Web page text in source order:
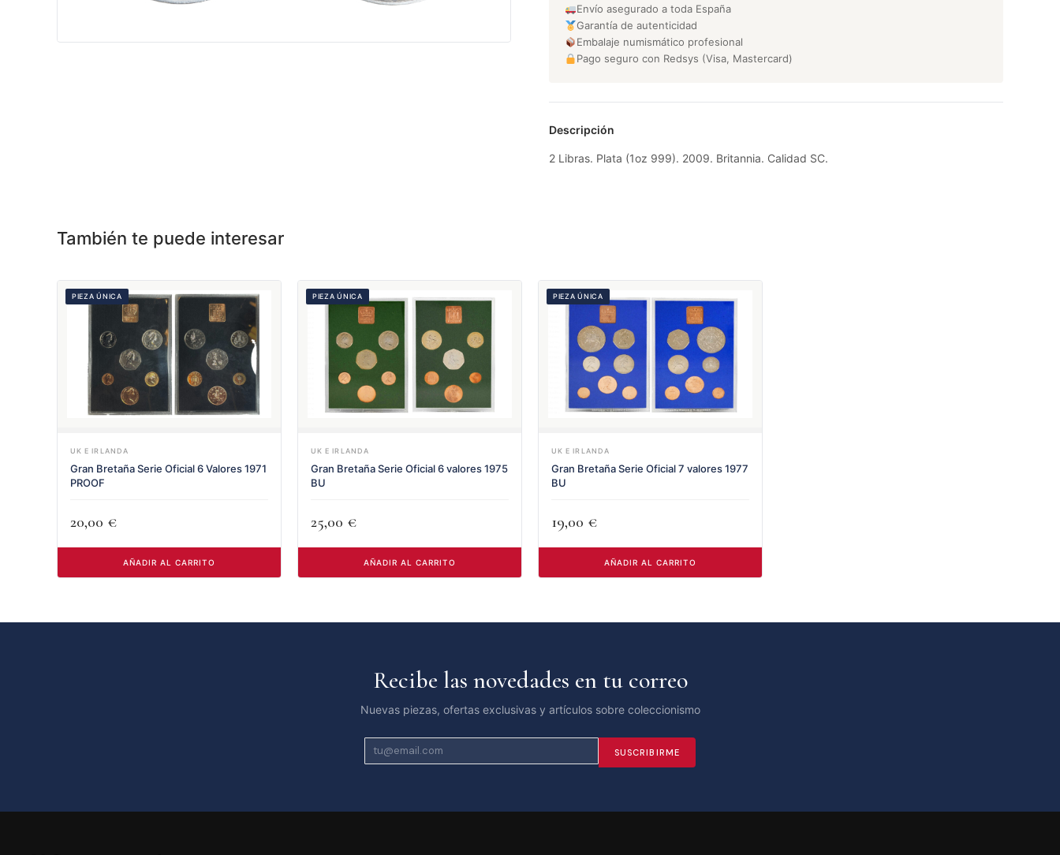
Envío asegurado a toda España
Garantía de autenticidad
Embalaje numismático profesional
Pago seguro con Redsys (Visa, Mastercard)
Descripción
2 Libras. Plata (1oz 999). 2009. Britannia. Calidad SC.
También te puede interesar
PIEZA ÚNICA
UK E IRLANDA
Gran Bretaña Serie Oficial 6 Valores 1971
PROOF
20,00 €
AÑADIR AL CARRITO
PIEZA ÚNICA
UK E IRLANDA
Gran Bretaña Serie Oficial 6 valores 1975
BU
25,00 €
AÑADIR AL CARRITO
PIEZA ÚNICA
UK E IRLANDA
Gran Bretaña Serie Oficial 7 valores 1977
BU
19,00 €
AÑADIR AL CARRITO
Recibe las novedades en tu correo
Nuevas piezas, ofertas exclusivas y artículos sobre coleccionismo
SUSCRIBIRME